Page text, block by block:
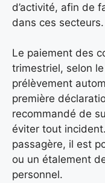
d’activité, afin de
dans ces secteurs.
Le paiement des
trimestriel, selon
prélèvement
première
recommandé de
éviter tout
passagère, il est
ou un étalement
personnel.